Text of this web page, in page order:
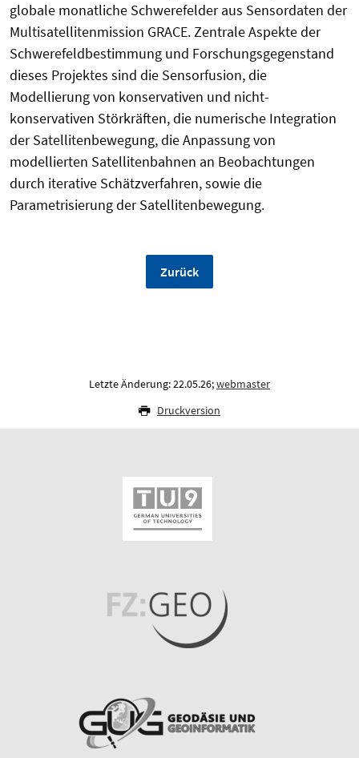
globale monatliche Schwerefelder aus Sensordaten der
Multisatellitenmission GRACE. Zentrale Aspekte der
Schwerefeldbestimmung und Forschungsgegenstand
dieses Projektes sind die Sensorfusion, die
Modellierung von konservativen und nicht-
konservativen Störkräften, die numerische Integration
der Satellitenbewegung, die Anpassung von
modellierten Satellitenbahnen an Beobachtungen
durch iterative Schätzverfahren, sowie die
Parametrisierung der Satellitenbewegung.
Zurück
Letzte Änderung: 22.05.26;webmaster
Druckversion